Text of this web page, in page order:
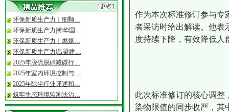
关于2026年度环境保护…
·一图读懂“十五五”规…
·2026年度专精特新“小…
环保新质生产力｜细颗…
环保新质生产力|神华国…
环保新质生产力｜燃煤…
环保新质生产力|吕梁建…
2025年脱硫脱硝减碳行…
2025年室内环境控制与…
2025年除尘行业评述和…
筑牢生态环境监测法治…
作为本次标准修订参与专
者采访时给出解读。他表
度持续下降，有效降低
此次标准修订的核心调整
染物限值的同步收严，其